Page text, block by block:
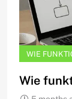
WIE
Wie